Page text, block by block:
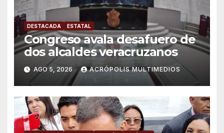
DESTACADA ESTATAL
Congreso avala desafuero de
dos alcaldes veracruzanos
AGO 5, 2026 ACRÓPOLIS MULTIMEDIOS